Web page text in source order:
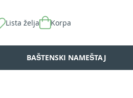
Korpa
Lista želja
BAŠTENSKI NAMEŠTAJ